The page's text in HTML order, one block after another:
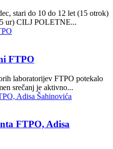
stari do 10 do 12 let (15 otrok)
ur) CILJ POLETNE...
FTPO
laboratorijev FTPO potekalo
srečanj je aktivno...
FTPO, Adisa